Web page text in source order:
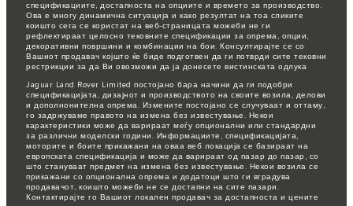
спецификациите, достапноста на опциите и времето за производство.
Ова е многу динамична ситуација и како резултат на тоа сликите
коишто сега се користат на веб-страницата можеби не ги
рефлектираат целосно тековните спецификации за опрема, опции,
декоративни површини и комбинации на бои. Консултирајте се со
Вашиот продавач којшто ќе биде подготвен да ги потврди сите тековни
рестрикции за да Ви овозможи да ја донесете вистинската одлука
Jaguar Land Rover Limited постојано бара начини да ги подобри
спецификацијата, дизајнот и производството на своите возила, делови
и дополнонителна опрема. Измените постојано се случуваат и оттаму,
го задржуваме правото на измена без известување. Некои
карактеристики може да варираат меѓу опционални или стандардни
за различни моделски години. Информациите, спецификацијата,
моторите и боите прикажани на оваа веб локација се базираат на
европската спецификација и може да варираат од пазар до пазар, со
што стануваат предмет на измена без известување. Некои возила се
прикажани со опционална опрема и додатоци што ги вградува
продавачот, коишто можеби не се достапни на сите пазари.
Контактирајте го Вашиот локален продавач за достапноста и цените